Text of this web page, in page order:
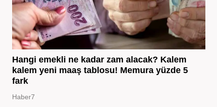
Hangi emekli ne kadar zam alacak? Kalem
kalem yeni maaş tablosu! Memura yüzde 5
fark
Haber7